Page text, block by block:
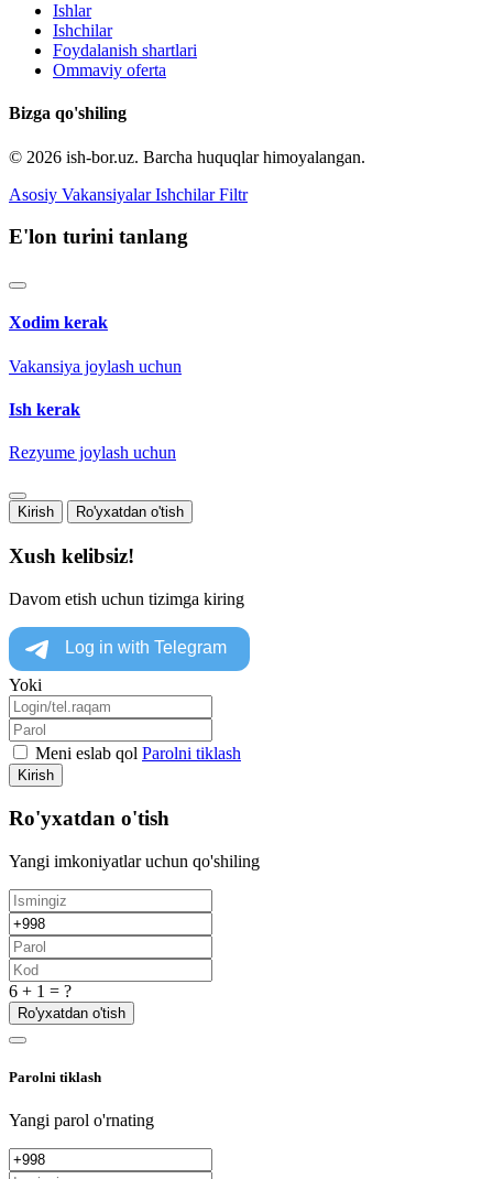
Ishlar
Ishchilar
Foydalanish shartlari
Ommaviy oferta
Bizga qo'shiling
© 2026 ish-bor.uz. Barcha huquqlar himoyalangan.
Asosiy Vakansiyalar Ishchilar Filtr
E'lon turini tanlang
Xodim kerak
Vakansiya joylash uchun
Ish kerak
Rezyume joylash uchun
Kirish Ro'yxatdan o'tish
Xush kelibsiz!
Davom etish uchun tizimga kiring
Yoki
Meni eslab qol Parolni tiklash
Kirish
Ro'yxatdan o'tish
Yangi imkoniyatlar uchun qo'shiling
6 + 1 = ?
Ro'yxatdan o'tish
Parolni tiklash
Yangi parol o'rnating